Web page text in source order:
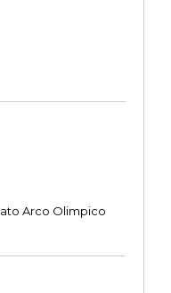
Arco Olimpico